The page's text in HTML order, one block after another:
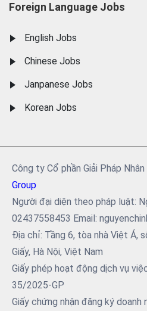
Foreign Language Jobs
English Jobs
Chinese Jobs
Janpanese Jobs
Korean Jobs
Công ty Cổ phần Giải Pháp
Group
Người đại diện theo pháp luật:
02437558453 Email:
Địa chỉ: Tầng 6, tòa nhà Việt Á,
Giấy, Hà Nội, Việt Nam
Giấy phép hoạt động dịch vụ
35/2025-GP
Giấy chứng nhận đăng ký